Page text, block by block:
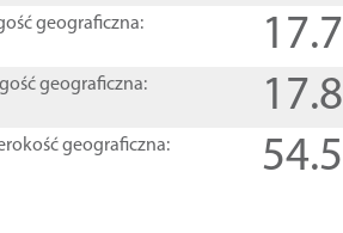
geograficzna:
geograficzna:
geograficzna: